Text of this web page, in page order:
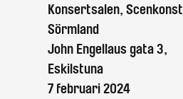
Konsertsalen, Scenkonst
Sörmland
John Engellaus gata 3,
Eskilstuna
7 februari 2024